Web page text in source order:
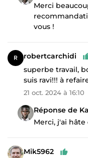
Merci
vous !
robertcarchidi
superbe travail,
suis ravi!!! à
21 oct. 2024 à 16:10
Réponse de
Merci, j'ai hâte
Mik5962